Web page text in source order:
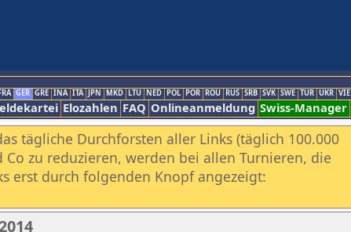
GER GRE INA ITA JPN MKD LTU NED POL POR ROU RUS SRB SVK SWE TUR UKR VIE
Elozahlen FAQ Onlineanmeldung Swiss-Manager
tägliche Durchforsten aller Links (täglich 100.000
zu reduzieren, werden bei allen Turnieren, die
erst durch folgenden Knopf angezeigt: